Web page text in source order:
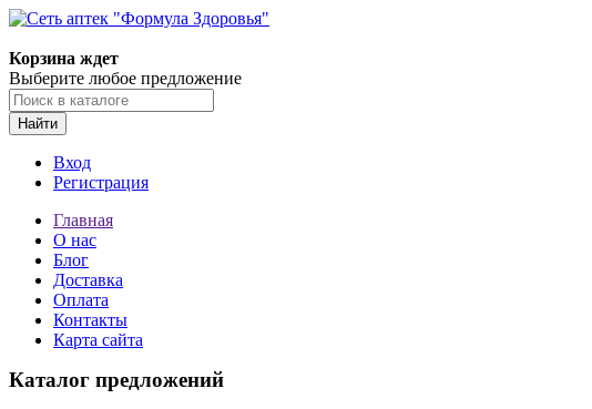
Корзина ждет
Выберите любое предложение
Найти
Вход
Регистрация
Главная
О нас
Блог
Доставка
Оплата
Контакты
Карта сайта
Каталог предложений